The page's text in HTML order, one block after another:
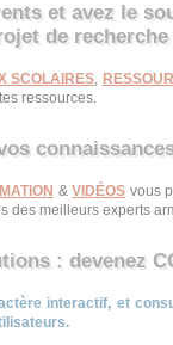
et avez le
de recherche
SCOLAIRES,
ressources.
&VIDÉOS vous
des meilleurs experts
: devenez
interactif, et